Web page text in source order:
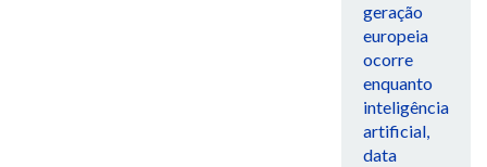
geração
europeia
ocorre
enquanto
inteligência
artificial,
data